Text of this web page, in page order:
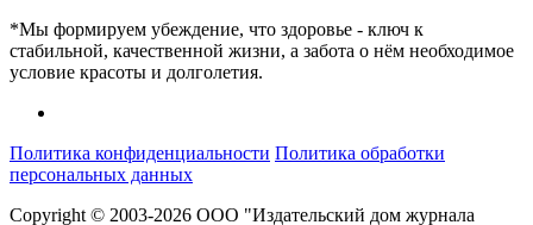
*Мы формируем убеждение, что здоровье - ключ к
стабильной, качественной жизни, а забота о нём необходимое
условие красоты и долголетия.
Политика конфиденциальности Политика обработки
персональных данных
Copyright © 2003-2026 ООО "Издательский дом журнала